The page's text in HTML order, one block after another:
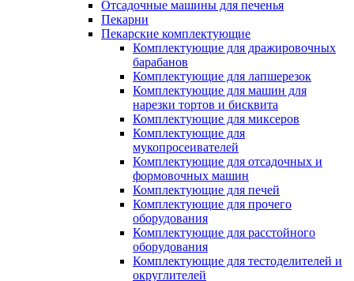
Отсадочные машины для печенья
Пекарни
Пекарские комплектующие
Комплектующие для дражировочных
барабанов
Комплектующие для лапшерезок
Комплектующие для машин для
нарезки тортов и бисквита
Комплектующие для миксеров
Комплектующие для
мукопросеивателей
Комплектующие для отсадочных и
формовочных машин
Комплектующие для печей
Комплектующие для прочего
оборудования
Комплектующие для расстойного
оборудования
Комплектующие для тестоделителей и
округлителей